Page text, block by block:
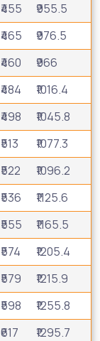
₹455
₹955.5
₹465
₹976.5
₹460
₹966
₹484
₹1016.4
₹498
₹1045.8
₹513
₹1077.3
₹522
₹1096.2
₹536
₹1125.6
₹555
₹1165.5
₹574
₹1205.4
₹579
₹1215.9
₹598
₹1255.8
₹617
₹1295.7